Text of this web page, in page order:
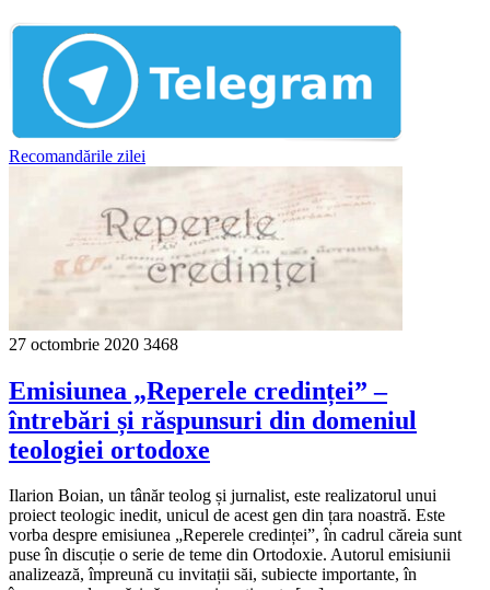
Recomandările zilei
27 octombrie 2020 3468
Emisiunea „Reperele credinței” –
întrebări și răspunsuri din domeniul
teologiei ortodoxe
Ilarion Boian, un tânăr teolog și jurnalist, este realizatorul unui
proiect teologic inedit, unicul de acest gen din țara noastră. Este
vorba despre emisiunea „Reperele credinței”, în cadrul căreia sunt
puse în discuție o serie de teme din Ortodoxie. Autorul emisiunii
analizează, împreună cu invitații săi, subiecte importante, în